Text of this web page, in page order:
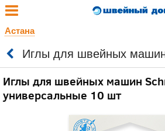
Астана
Иглы для швейных
Иглы для швейных машин
универсальные 10 шт